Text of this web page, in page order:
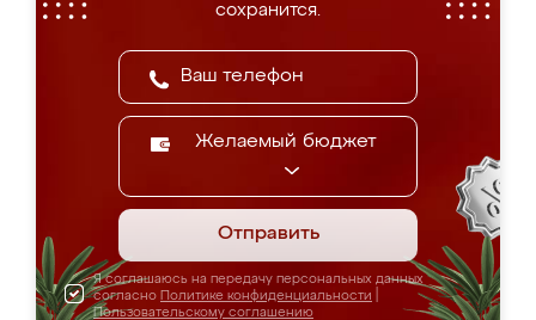
сохранится.
Желаемый бюджет
Отправить
Я соглашаюсь на передачу персональных данных
согласно Политике конфиденциальности
Пользовательскому соглашению